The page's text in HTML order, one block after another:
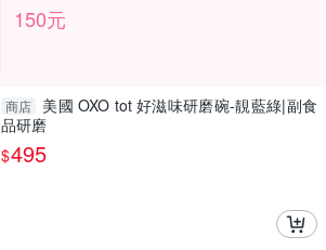
150元
商店
美國 OXO tot 好滋味研磨碗-靚藍綠|副食
品研磨
$495